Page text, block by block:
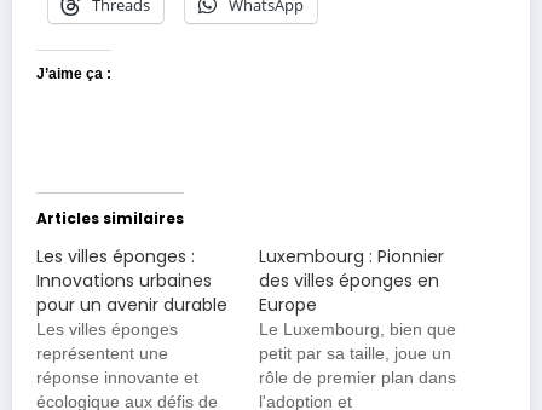
J’aime ça :
Articles similaires
Les villes éponges :
Innovations urbaines
pour un avenir durable
Les villes éponges
représentent une
réponse innovante et
écologique aux défis de
Luxembourg : Pionnier
des villes éponges en
Europe
Le Luxembourg, bien que
petit par sa taille, joue un
rôle de premier plan dans
l'adoption et